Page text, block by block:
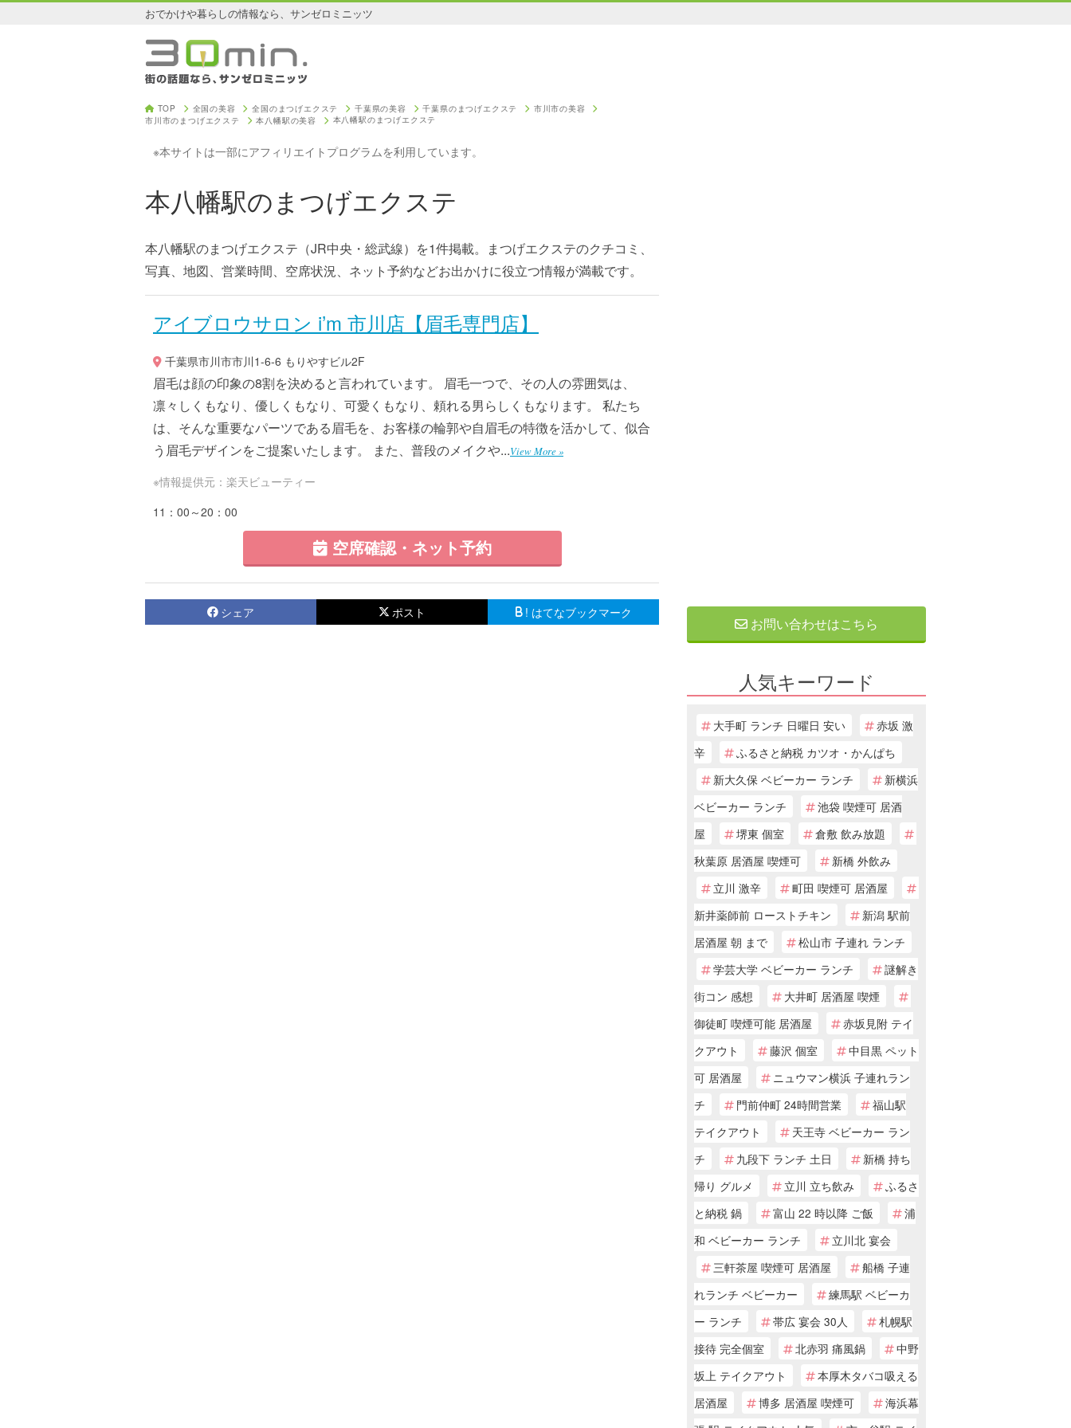
おでかけや暮らしの情報なら、サンゼロミニッツ
TOP 全国の美容 全国のまつげエクステ 千葉県の美容 千葉県のまつげエクステ
市川市の美容
市川市のまつげエクステ
本八幡駅の美容 本八幡駅のまつげエクステ
※本サイトは一部にアフィリエイトプログラムを利用しています。
本八幡駅のまつげエクステ
本八幡駅のまつげエクステ（JR中央・総武線）を1件掲載。まつげエクステのクチコミ、
写真、地図、営業時間、空席状況、ネット予約などお出かけに役立つ情報が満載です。
アイブロウサロン i’m 市川店【眉毛専門店】
千葉県市川市市川1-6-6 もりやすビル2F
眉毛は顔の印象の8割を決めると言われています。 眉毛一つで、その人の雰囲気は、
凛々しくもなり、優しくもなり、可愛くもなり、頼れる男らしくもなります。 私たち
は、そんな重要なパーツである眉毛を、お客様の輪郭や自眉毛の特徴を活かして、似合
う眉毛デザインをご提案いたします。 また、普段のメイクや...View More »
※情報提供元：楽天ビューティー
11：00～20：00
空席確認・ネット予約
シェア ポスト ! はてなブックマーク
お問い合わせはこちら
人気キーワード
大手町 ランチ 日曜日 安い
赤坂 激
辛
ふるさと納税 カツオ・かんぱち
新大久保 ベビーカー ランチ
新横浜
ベビーカー ランチ
池袋 喫煙可 居酒
屋
堺東 個室
倉敷 飲み放題
秋葉原 居酒屋 喫煙可
新橋 外飲み
立川 激辛
町田 喫煙可 居酒屋
新井薬師前 ローストチキン
新潟 駅前
居酒屋 朝 まで
松山市 子連れ ランチ
学芸大学 ベビーカー ランチ
謎解き
街コン 感想
大井町 居酒屋 喫煙
御徒町 喫煙可能 居酒屋
赤坂見附 テイ
クアウト
藤沢 個室
中目黒 ペット
可 居酒屋
ニュウマン横浜 子連れラン
チ
門前仲町 24時間営業
福山駅
テイクアウト
天王寺 ベビーカー ラン
チ
九段下 ランチ 土日
新橋 持ち
帰り グルメ
立川 立ち飲み
ふるさ
と納税 鍋
富山 22 時以降 ご飯
浦
和 ベビーカー ランチ
立川北 宴会
三軒茶屋 喫煙可 居酒屋
船橋 子連
れランチ ベビーカー
練馬駅 ベビーカ
ー ランチ
帯広 宴会 30人
札幌駅
接待 完全個室
北赤羽 痛風鍋
中野
坂上 テイクアウト
本厚木タバコ吸える
居酒屋
博多 居酒屋 喫煙可
海浜幕